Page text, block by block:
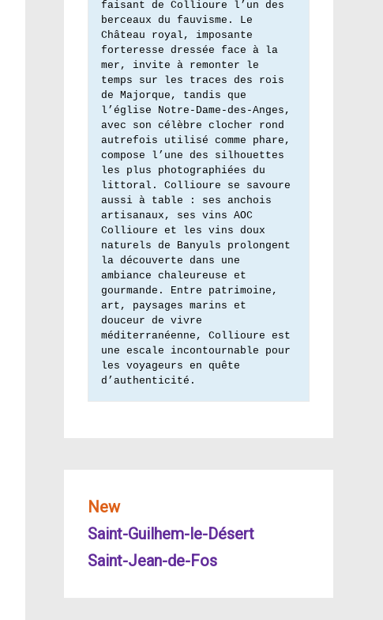
faisant de Collioure l’un des
berceaux du fauvisme. Le
Château royal, imposante
forteresse dressée face à la
mer, invite à remonter le
temps sur les traces des rois
de Majorque, tandis que
l’église Notre-Dame-des-Anges,
avec son célèbre clocher rond
autrefois utilisé comme phare,
compose l’une des silhouettes
les plus photographiées du
littoral. Collioure se savoure
aussi à table : ses anchois
artisanaux, ses vins AOC
Collioure et les vins doux
naturels de Banyuls prolongent
la découverte dans une
ambiance chaleureuse et
gourmande. Entre patrimoine,
art, paysages marins et
douceur de vivre
méditerranéenne, Collioure est
une escale incontournable pour
les voyageurs en quête
d’authenticité.
New
Saint-Guilhem-le-Désert
Saint-Jean-de-Fos